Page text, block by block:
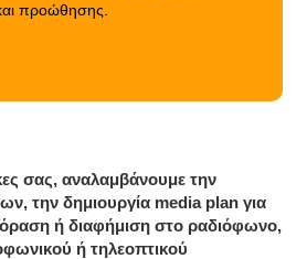
προώθησης.
σας, αναλαμβάνουμε την
την δημιουργία media plan για
ή διαφήμιση στο ραδιόφωνο,
ή τηλεοπτικού